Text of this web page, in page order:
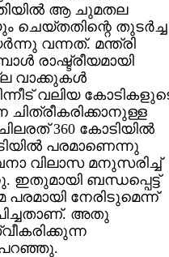
ആ ചുമതല
ചെയ്തതിന്റെ തുടര്‍ച്ച
വന്നത്. മന്ത്രി
രാഷ്ട്രീയമായി
വാക്കുകള്‍
വലിയ
ചിത്രീകരിക്കാനുള്ള
360 കോടിയില്‍
പരമാണെന്നു
വിലാസ മനുസരിച്ച്
ഇതുമായി ബന്ധപ്പെട്ട്
നേരിടുമെന്ന്
അതു
പറഞ്ഞു.